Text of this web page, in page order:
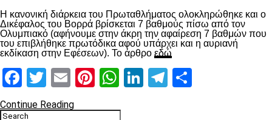
Η κανονική διάρκεια του Πρωταθλήματος ολοκληρώθηκε και ο
Δικέφαλος του Βορρά βρίσκεται 7 βαθμούς πίσω από τον
Ολυμπιακό (αφήνουμε στην άκρη την αφαίρεση 7 βαθμών που
του επιβλήθηκε πρωτόδικα αφού υπάρχει και η αυριανή
εκδίκαση στην Εφέσεων). Το άρθρο εδώ
Facebook
Twitter
EmailPinterest
WhatsApp
LinkedIn
Telegram
Continue Reading